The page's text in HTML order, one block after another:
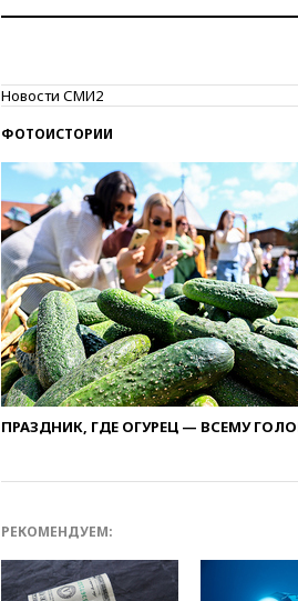
Новости СМИ2
ФОТОИСТОРИИ
ПРАЗДНИК, ГДЕ ОГУРЕЦ — ВСЕМУ
РЕКОМЕНДУЕМ: